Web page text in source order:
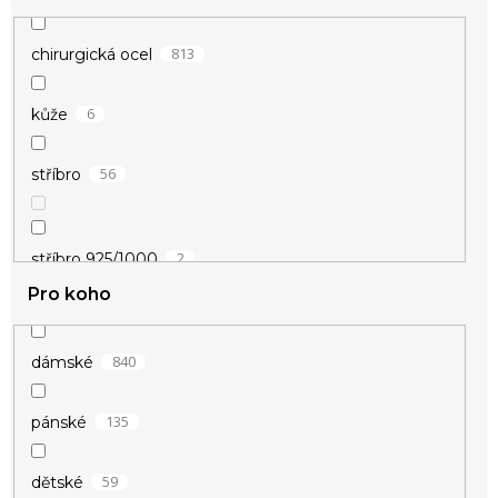
zlatá
žlutá
béžová
čirá
chirurgická ocel 813
kůže 6
stříbro 56
stříbro 925/1000 2
Pro koho
dámské 840
pánské 135
dětské 59